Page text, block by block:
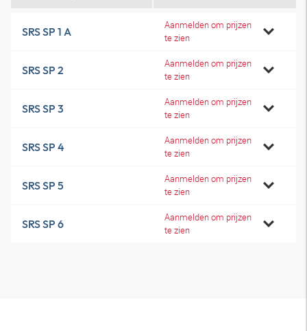
SRS SP 1 A
Aanmelden om prijzen
te zien
SRS SP 2
Aanmelden om prijzen
te zien
SRS SP 3
Aanmelden om prijzen
te zien
SRS SP 4
Aanmelden om prijzen
te zien
SRS SP 5
Aanmelden om prijzen
te zien
SRS SP 6
Aanmelden om prijzen
te zien